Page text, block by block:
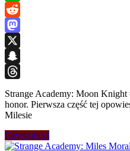
WhatsApp
Reddit
Mastodon
X
Snapchat
Strange Academy: Moon
honor. Pierwsza część tej
Milesie
Czytaj dalej